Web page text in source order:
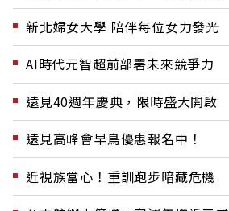
新北婦女大學 陪伴每位女力發光
AI時代元智超前部署未來競爭力
遠見40週年慶典，限時盛大開啟
遠見高峰會早鳥優惠報名中！
近視族當心！重訓跑步暗藏危機